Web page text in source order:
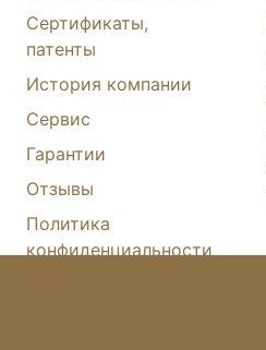
Сертификаты,
патенты
История компании
Сервис
Гарантии
Отзывы
Политика
конфиденциальности